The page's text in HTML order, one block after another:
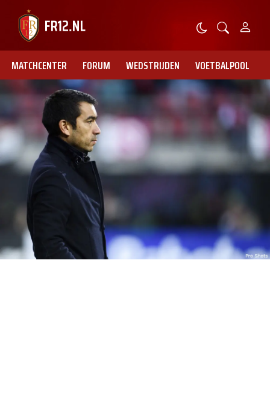
MATCHCENTER FORUM WEDSTRIJDEN VOETBALPOOL